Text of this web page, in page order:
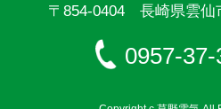
〒854-0404 長崎県雲仙
0957-